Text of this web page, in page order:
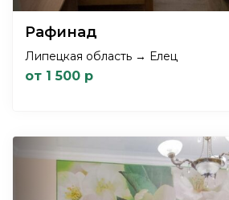
Рафинад
Липецкая область → Елец
от 1 500 р